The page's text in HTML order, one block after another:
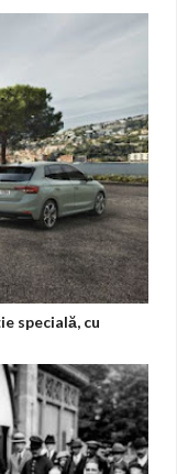
specială, cu